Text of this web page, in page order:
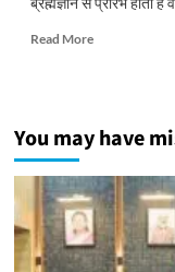
Read MoreRead
के
से
ही
है
आत्मिक
You may have